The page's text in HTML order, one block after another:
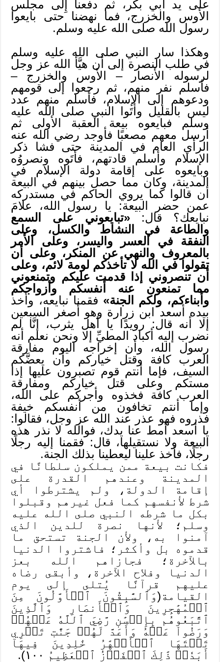
على يد أبي بكر، ثم دفعنا إِلى مجلس
الأوس والخزرج، فما نهضنا حتى بايعوا
رسول الله صلى الله عليه وسلم.
وهكذا سار النبي صلى الله عليه وسلم
في طلب النصرة إلى أن هيَّأ الله عز وجل
لرسوله الأنصار – الأوس والخزرج –
فأسلم نفر منهم، ثم رجعوا إلى قومهم
ودعوهم إلى الإسلام، فأسلم منهم عدد
ليس بالقليل وأتَوا النبي صلى الله عليه
وسلم فبايعوه بيعة العقبة الأولى ثم
أرسل معهم مصعبًا فأوجد رضي الله عنه
الرأي العام في المدينة حتى فشا ذكر
الإسلام وأسلم قادتهم، فأتَوه ونصروُه
وبايعوه على إقامة دولة الإسلام في
المدينة، وكان مما حصل بينهم في البيعة
أن قالوا كما يروي الحاكم في مستدركه
عمن حضر البيعة: يا رسول الله، علامَ
نبايعك؟ قال:«تبايعوني على السمع
والطاعة في النشاط والكسل، وعلى
النفقة في العسر واليسر، وعلى الأمر
بالمعروف والنهي عن المنكر، وعلى أن
تقولوا في الله لا تأخذكم لومة لائم، وعلى
أن تنصروني إذا قدمت عليكم وتمنعوني
مما تمنعون عنه أنفسكم وأزواجكم
وأبناءكم، ولكم الجنة» فقمنا نبايعه، وأخذ
بيده أسعد ابن زرارة وهو أصغر السبعين
إلا أنه قال: رويدًا يا أهل يثرب، إنَّا لم
نضرب إليه أكباد المطيِّ إلا ونحن نعلم أنه
رسول الله، وأن إخراجه اليوم مفارقة
العرب كافة وقتل خياركم وأن يعضَّكم
السيف، فإما أنتم قوم تصبرون عليها إذا
مستكم وعلى قتل خياركم ومفارقة
العرب كافة فخذوه وأجركم على الله،
وإما أنتم تخافون من أنفسكم خيفة
فذروه فهو عذر عند الله عز وجل، فقالوا:
يا أسعد أمط عنا يدك، فوالله لا نذر هذه
البيعة ولا نستقيلها، قال: فقمنا إليه رجلًا
رجلًا، فأخذ علينا ليعطينا بذلك الجنة.
فكانت بيعة ممن يملكون سلطانًا في
المدينة وعندهم القدرة على
إقامة الدولة، ولم يشترطوا أي
شرط لأنفسهم كما فعل غيرهم وقبلوا
بكل ما شرطه النبي صلى الله عليه
وسلم؛ لأنها نصرة للدين الذي
آمنوا به، ولأن الجنة تستحق ما
قدموه بل وأكثر؛ فاشتروا الدنيا
بالآخرة؛ فجازاهم الله بعز
الدنيا وفلاح الآخرة، وأبقى رضاه
عليهم قرآنًا يُتلى إلى يوم
القيامة(وَٱلسَّٰبِقُونَ ٱلۡأَوَّلُونَ مِنَ
ٱلۡمُهَٰجِرِينَ وَٱلۡأَنصَارِ وَٱلَّذِينَ
ٱتَّبَعُوهُم بِإِحۡسَٰنٖ رَّضِيَ ٱللَّهُ عَنۡهُمۡ
وَرَضُواْ عَنۡهُ وَأَعَدَّ لَهُمۡ جَنَّٰتٖ تَجۡرِي
تَحۡتَهَا ٱلۡأَنۡهَٰرُ خَٰلِدِينَ فِيهَآ
أَبَدٗاۚ ذَٰلِكَ ٱلۡفَوۡزُ ٱلۡعَظِيمُ ١٠٠).